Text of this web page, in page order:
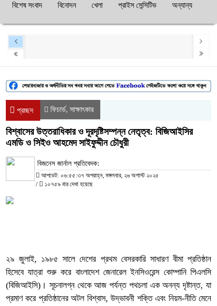
বিশেষ সংবাদ বিনোদন খেলা প্রাইস সেন্সিটিভ অন্যান্য
প্রচ্ছদ ফিচার্ড, সাক্ষাৎকার
বিশ্বাসের উত্তরাধিকার ও দূরদৃষ্টিসম্পন্ন নেতৃত্ব: বিজিআইসির
এমডি ও সিইও আহমেদ সাইফুদ্দীন চৌধুরী
বিজনেস জার্নাল প্রতিবেদক:
আপডেট: ০৬:৫৫:৩৭ অপরাহ্ন, মঙ্গলবার, ২৬ অগাস্ট ২০২৫
/
১০৭৫৯ বার দেখা হয়েছে
২৯ জুলাই, ১৯৮৫ সালে দেশের প্রথম বেসরকারি সাধারণ বীমা প্রতিষ্ঠান
হিসেবে যাত্রা শুরু করে বাংলাদেশ জেনারেল ইনসিওরেন্স কোম্পানি পিএলসি
(বিজিআইসি)। সূচনালগ্ন থেকে আজ পর্যন্ত পথচলা এক অনন্য দৃষ্টান্ত, যা
প্রমাণ করে প্রতিষ্ঠানের অটল বিশ্বাস, উদ্ভাবনী শক্তি এবং নিয়ম-নীতি মেনে